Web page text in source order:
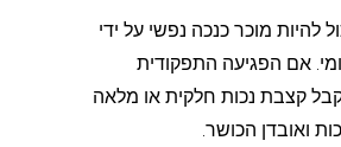
להיות מוכר כנכה נפשי על ידי
אם הפגיעה התפקודית
קצבת נכות חלקית או מלאה
ואובדן הכושר.